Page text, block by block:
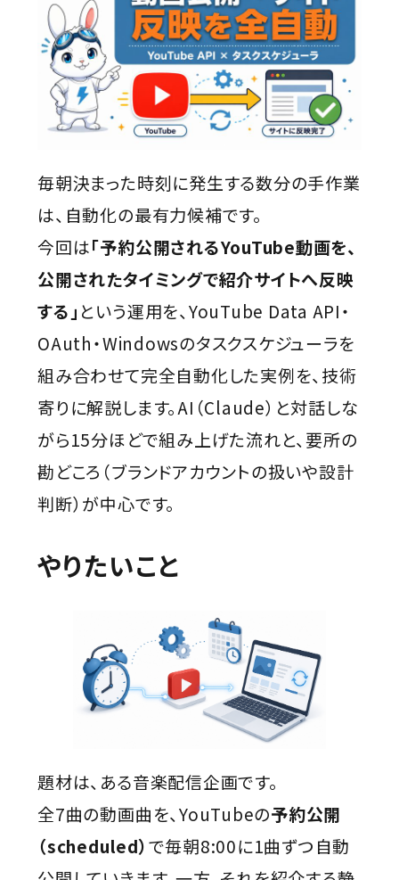
毎朝決まった時刻に発生する数分の手作業
は、自動化の最有力候補です。
今回は「予約公開されるYouTube動画を、
公開されたタイミングで紹介サイトへ反映
する」 という運用を、YouTube Data API・
OAuth・Windowsのタスクスケジューラを
組み合わせて完全自動化した実例を、技術
寄りに解説します。AI（Claude）と対話しな
がら15分ほどで組み上げた流れと、要所の
勘どころ（ブランドアカウントの扱いや設計
判断）が中心です。
やりたいこと
題材は、ある音楽配信企画です。
全7曲の動画曲を、YouTubeの予約公開
（scheduled）で毎朝8:00に1曲ずつ自動